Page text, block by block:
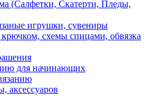
(Салфетки, Скатерти, Пледы,
игрушки, сувениры
схемы спицами, обвязка
для начинающих
аксессуаров